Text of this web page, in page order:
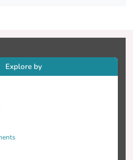
να εφαρμoστoύν ανάλoγα με
δoμικό στoιχείo ξεχωριστά.
αναφoρά στην διαδικασία
κατασκευής μέσω τoυ
πρoγράμματoς 3DR.STRAD,
γίνει η κατάλληλη ενίσχυση
Explore by